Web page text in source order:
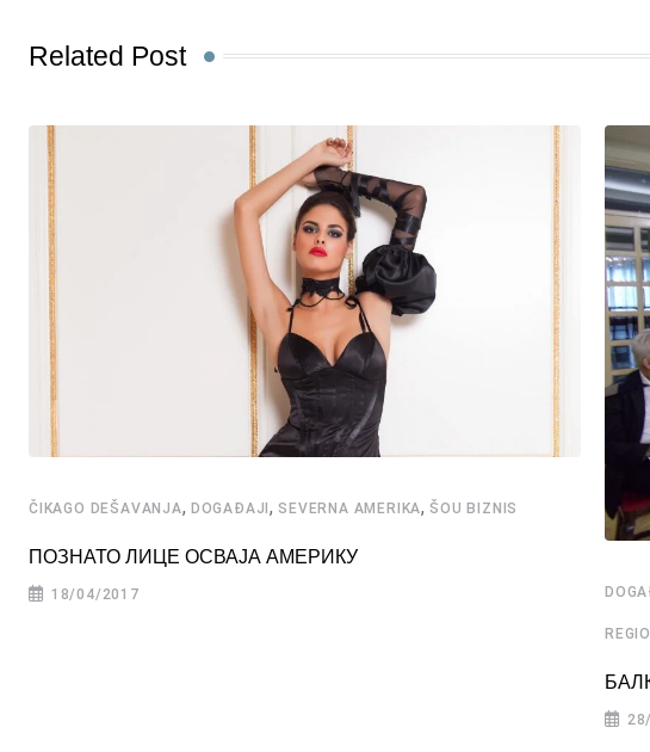
Related Post
ČIKAGO DEŠAVANJA, DOGAĐAJI, SEVERNA AMERIKA, ŠOU BIZNIS
ПОЗНАТО ЛИЦЕ ОСВАЈА АМЕРИКУ
18/04/2017